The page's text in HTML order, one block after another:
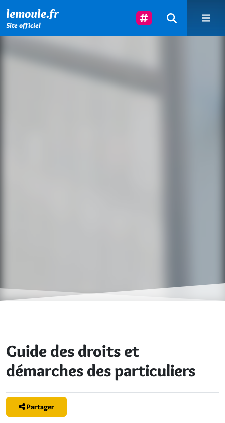
lemoule.fr
Site officiel
Suivez-Nous
Guide des droits et
démarches des particuliers
Partager